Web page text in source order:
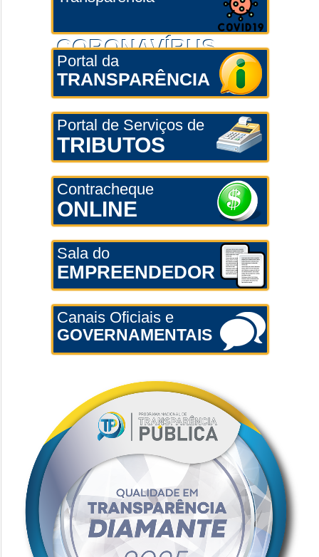
CORONAVÍRUS
Portal da
TRANSPARÊNCIA
Portal de Serviços de
TRIBUTOS
Contracheque
ONLINE
Sala do
EMPREENDEDOR
Canais Oficiais e
GOVERNAMENTAIS